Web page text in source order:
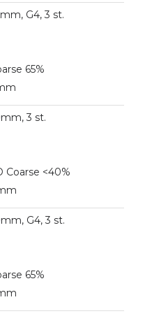
G4, 3 st.
65%
3 st.
Coarse <40%
G4, 3 st.
65%